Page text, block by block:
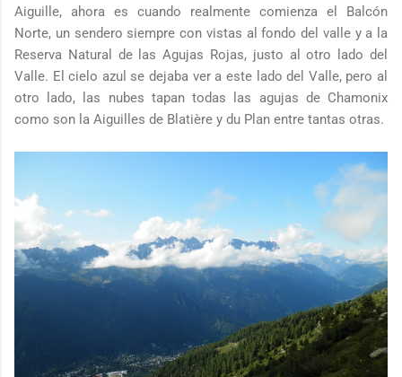
Aiguille, ahora es cuando realmente comienza el Balcón
Norte, un sendero siempre con vistas al fondo del valle y a la
Reserva Natural de las Agujas Rojas, justo al otro lado del
Valle. El cielo azul se dejaba ver a este lado del Valle, pero al
otro lado, las nubes tapan todas las agujas de Chamonix
como son la Aiguilles de Blatière y du Plan entre tantas otras.